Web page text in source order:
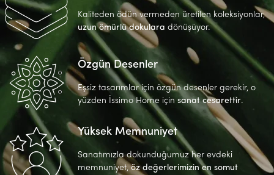
Kaliteden ödün vermeden üretilen koleksiyonlar,
uzun ömürlü dokulara dönüşüyor.
Özgün Desenler
Eşsiz tasarımlar için özgün desenler gerekir, o
yüzden İssimo Home içinsanat cesarettir.
Yüksek Memnuniyet
Sanatımızla dokunduğumuz her evdeki
memnuniyet, öz değerlerimizin en somut